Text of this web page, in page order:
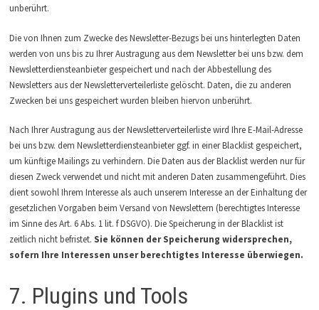
unberührt.
Die von Ihnen zum Zwecke des Newsletter-Bezugs bei uns hinterlegten Daten
werden von uns bis zu Ihrer Austragung aus dem Newsletter bei uns bzw. dem
Newsletterdiensteanbieter gespeichert und nach der Abbestellung des
Newsletters aus der Newsletterverteilerliste gelöscht. Daten, die zu anderen
Zwecken bei uns gespeichert wurden bleiben hiervon unberührt.
Nach Ihrer Austragung aus der Newsletterverteilerliste wird Ihre E-Mail-Adresse
bei uns bzw. dem Newsletterdiensteanbieter ggf. in einer Blacklist gespeichert,
um künftige Mailings zu verhindern. Die Daten aus der Blacklist werden nur für
diesen Zweck verwendet und nicht mit anderen Daten zusammengeführt. Dies
dient sowohl Ihrem Interesse als auch unserem Interesse an der Einhaltung der
gesetzlichen Vorgaben beim Versand von Newslettern (berechtigtes Interesse
im Sinne des Art. 6 Abs. 1 lit. f DSGVO). Die Speicherung in der Blacklist ist
zeitlich nicht befristet. Sie können der Speicherung widersprechen,
sofern Ihre Interessen unser berechtigtes Interesse überwiegen.
7. Plugins und Tools